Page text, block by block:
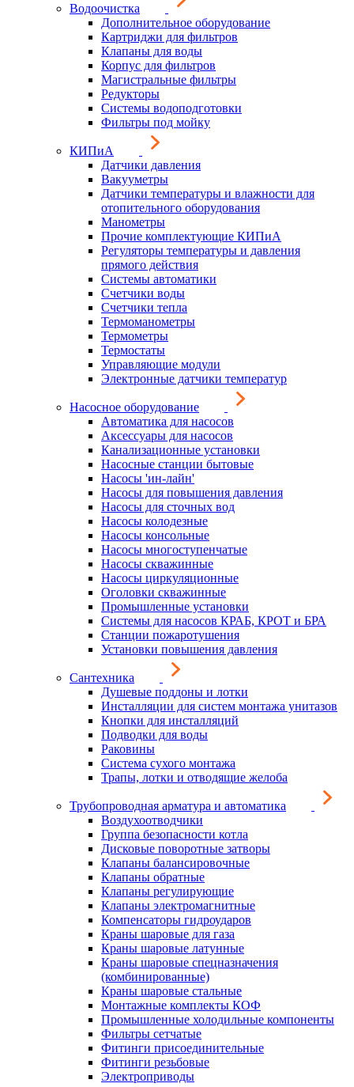
Водоочистка
Дополнительное оборудование
Картриджи для фильтров
Клапаны для воды
Корпус для фильтров
Магистральные фильтры
Редукторы
Системы водоподготовки
Фильтры под мойку
КИПиА
Датчики давления
Вакууметры
Датчики температуры и влажности для
отопительного оборудования
Манометры
Прочие комплектующие КИПиА
Регуляторы температуры и давления
прямого действия
Системы автоматики
Счетчики воды
Счетчики тепла
Термоманометры
Термометры
Термостаты
Управляющие модули
Электронные датчики температур
Насосное оборудование
Автоматика для насосов
Аксессуары для насосов
Канализационные установки
Насосные станции бытовые
Насосы 'ин-лайн'
Насосы для повышения давления
Насосы для сточных вод
Насосы колодезные
Насосы консольные
Насосы многоступенчатые
Насосы скважинные
Насосы циркуляционные
Оголовки скважинные
Промышленные установки
Системы для насосов КРАБ, КРОТ и БРА
Станции пожаротушения
Установки повышения давления
Сантехника
Душевые поддоны и лотки
Инсталляции для систем монтажа унитазов
Кнопки для инсталляций
Подводки для воды
Раковины
Система сухого монтажа
Трапы, лотки и отводящие желоба
Трубопроводная арматура и автоматика
Воздухоотводчики
Группа безопасности котла
Дисковые поворотные затворы
Клапаны балансировочные
Клапаны обратные
Клапаны регулирующие
Клапаны электромагнитные
Компенсаторы гидроударов
Краны шаровые для газа
Краны шаровые латунные
Краны шаровые спецназначения
(комбинированные)
Краны шаровые стальные
Монтажные комплекты КОФ
Промышленные холодильные компоненты
Фильтры сетчатые
Фитинги присоединительные
Фитинги резьбовые
Электроприводы